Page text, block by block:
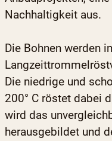
Nachhaltigkeit aus.
Die Bohnen werden
Die niedrige und
200° C röstet dabei
wird das
herausgebildet und